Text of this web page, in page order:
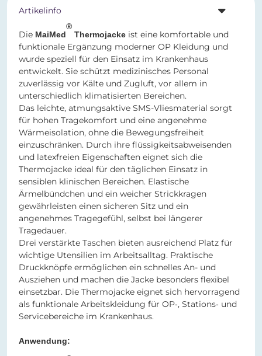
Artikelinfo
Die MaiMed
®
Thermojacke ist eine komfortable und
funktionale Ergänzung moderner OP Kleidung und
wurde speziell für den Einsatz im Krankenhaus
entwickelt. Sie schützt medizinisches Personal
zuverlässig vor Kälte und Zugluft, vor allem in
unterschiedlich klimatisierten Bereichen.
Das leichte, atmungsaktive SMS-Vliesmaterial sorgt
für hohen Tragekomfort und eine angenehme
Wärmeisolation, ohne die Bewegungsfreiheit
einzuschränken. Durch ihre flüssigkeitsabweisenden
und latexfreien Eigenschaften eignet sich die
Thermojacke ideal für den täglichen Einsatz in
sensiblen klinischen Bereichen. Elastische
Ärmelbündchen und ein weicher Strickkragen
gewährleisten einen sicheren Sitz und ein
angenehmes Tragegefühl, selbst bei längerer
Tragedauer.
Drei verstärkte Taschen bieten ausreichend Platz für
wichtige Utensilien im Arbeitsalltag. Praktische
Druckknöpfe ermöglichen ein schnelles An- und
Ausziehen und machen die Jacke besonders flexibel
einsetzbar. Die Thermojacke eignet sich hervorragend
als funktionale Arbeitskleidung für OP‑, Stations‑ und
Servicebereiche im Krankenhaus.
Anwendung: